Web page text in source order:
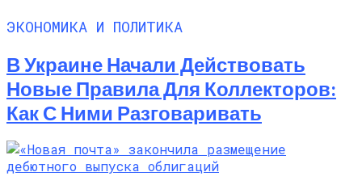
ЭКОНОМИКА И ПОЛИТИКА
В Украине Начали Действовать
Новые Правила Для Коллекторов:
Как С Ними Разговаривать